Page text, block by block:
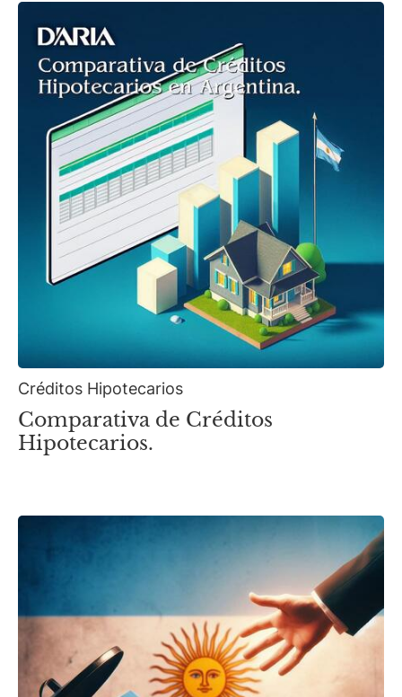
Créditos Hipotecarios
Comparativa de Créditos
Hipotecarios.